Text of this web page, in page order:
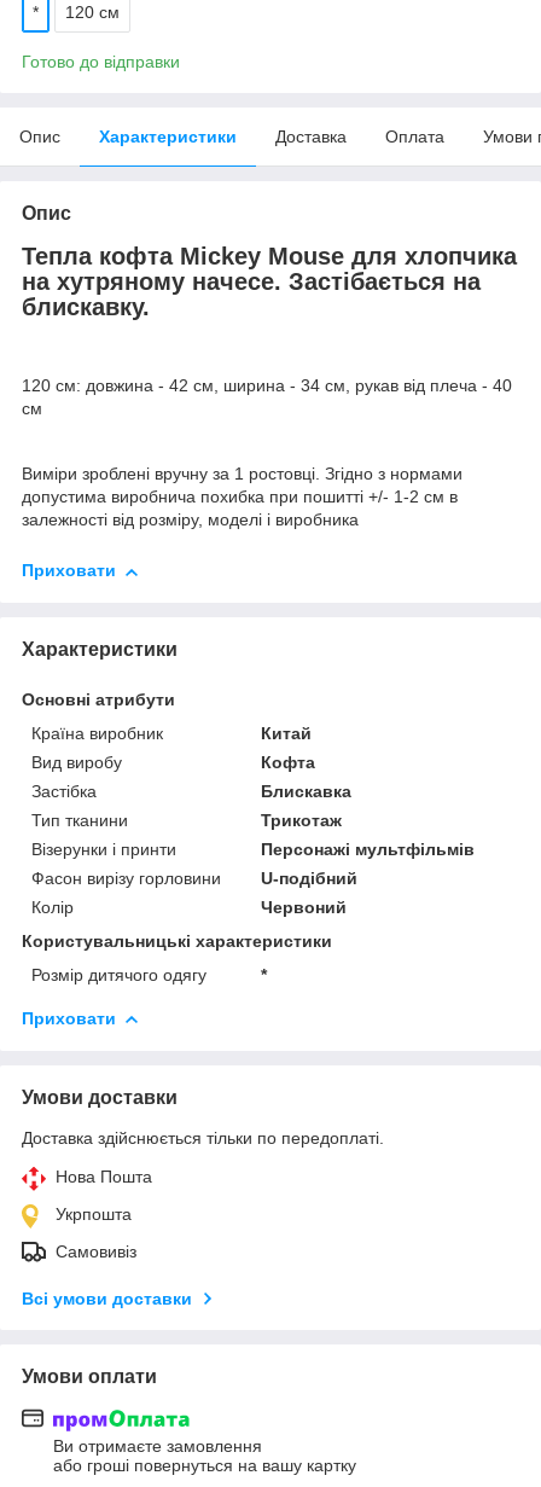
* 120 см
Готово до відправки
Опис Характеристики Доставка Оплата Умови
Опис
Тепла кофта Mickey Mouse для хлопчика
на хутряному начесе. Застібається на
блискавку.
120 см: довжина - 42 см, ширина - 34 см, рукав від плеча - 40
см
Виміри зроблені вручну за 1 ростовці. Згідно з нормами
допустима виробнича похибка при пошитті +/- 1-2 см в
залежності від розміру, моделі і виробника
Приховати
Характеристики
Основні атрибути
Країна виробник
Китай
Вид виробу
Кофта
Застібка
Блискавка
Тип тканини
Трикотаж
Візерунки і принти
Персонажі мультфільмів
Фасон вирізу горловини
U-подібний
Колір
Червоний
Користувальницькі характеристики
Розмір дитячого одягу
*
Приховати
Умови доставки
Доставка здійснюється тільки по передоплаті.
Нова Пошта
Укрпошта
Самовивіз
Всі умови доставки
Умови оплати
Ви отримаєте замовлення
або гроші повернуться на вашу картку